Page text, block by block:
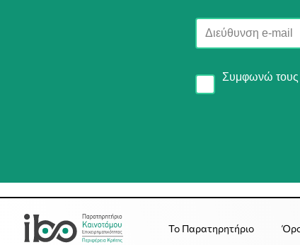
Συμφωνώ
Το Παρατηρητήριο